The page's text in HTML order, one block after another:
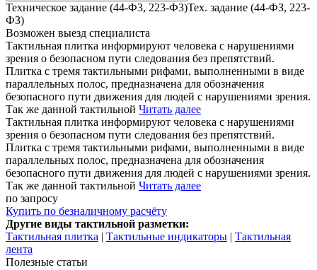
Техническое задание (44-Ф3, 223-Ф3)Тех. задание (44-ФЗ, 223-
ФЗ)
Возможен выезд специалиста
Тактильная плитка информируют человека с нарушениями
зрения о безопасном пути следования без препятствий.
Плитка с тремя тактильными рифами, выполненными в виде
параллельных полос, предназначена для обозначения
безопасного пути движения для людей с нарушениями зрения.
Так же данной тактильной Читать далее
Тактильная плитка информируют человека с нарушениями
зрения о безопасном пути следования без препятствий.
Плитка с тремя тактильными рифами, выполненными в виде
параллельных полос, предназначена для обозначения
безопасного пути движения для людей с нарушениями зрения.
Так же данной тактильной Читать далее
по запросу
Купить по безналичному расчёту
Другие виды тактильной разметки:
Тактильная плитка | Тактильные индикаторы | Тактильная
лента
Полезные статьи